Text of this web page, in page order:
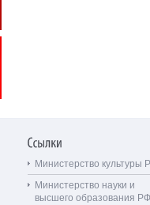
Министерство культуры
Министерство науки и
высшего образования РФ